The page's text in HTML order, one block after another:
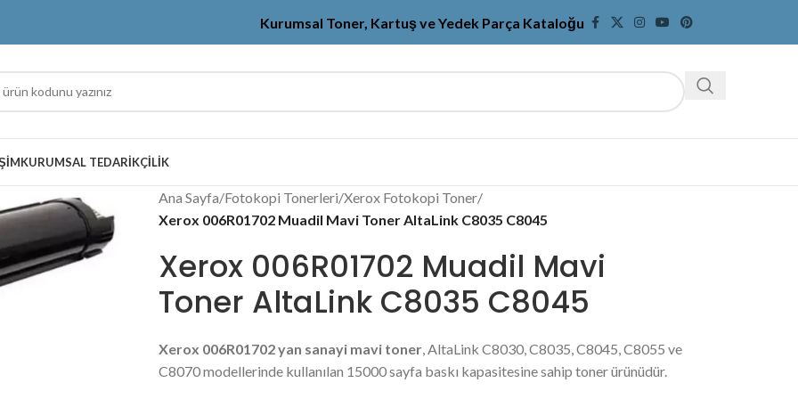
Kurumsal Toner, Kartuş ve Yedek Parça Kataloğu
KURUMSAL TEDARIKÇILIK
Ana Sayfa/Fotokopi Tonerleri/Xerox Fotokopi Toner/
Xerox 006R01702 Muadil Mavi Toner AltaLink C8035 C8045
Xerox 006R01702 Muadil Mavi
Toner AltaLink C8035 C8045
Xerox 006R01702 yan sanayi mavi toner, AltaLink C8030, C8035, C8045, C8055 ve
C8070 modellerinde kullanılan 15000 sayfa baskı kapasitesine sahip toner ürünüdür.